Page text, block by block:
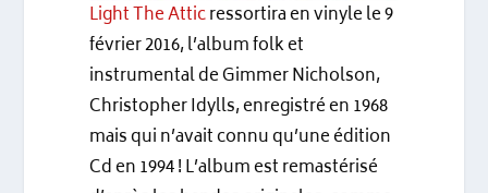
Light The Atticressortira en vinyle le 9
février 2016, l’album folk et
instrumental de Gimmer Nicholson,
Christopher Idylls, enregistré en 1968
mais qui n’avait connu qu’une édition
Cd en 1994 ! L’album est remastérisé